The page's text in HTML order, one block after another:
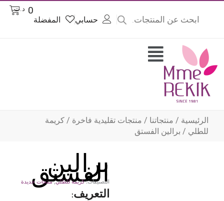
حسابي المفضلة
د.ت
Cart
Flyout
Menu
الرئيسية/منتجاتنا/منتجات تقليدية فاخرة/ كريمة
للطلي/ برالين الفستق
برالين
الفستق
التصنيفات:كريمة للطلي,منتجات جديدة
التعريف: